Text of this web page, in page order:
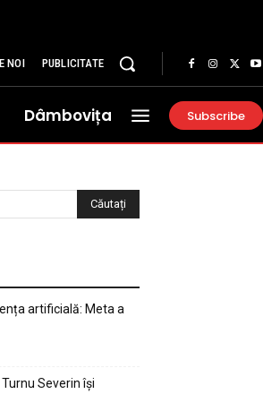
NOI PUBLICITATE
Dâmbovița Subscribe
artificială: Meta a
Severin își